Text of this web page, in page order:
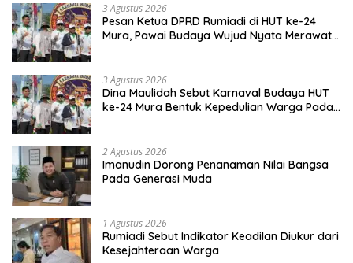
3 Agustus 2026
Pesan Ketua DPRD Rumiadi di HUT ke-24
Mura, Pawai Budaya Wujud Nyata Merawat
3 Agustus 2026
Dina Maulidah Sebut Karnaval Budaya HUT
ke-24 Mura Bentuk Kepedulian Warga Pada
2 Agustus 2026
Imanudin Dorong Penanaman Nilai Bangsa
Pada Generasi Muda
1 Agustus 2026
Rumiadi Sebut Indikator Keadilan Diukur dari
Kesejahteraan Warga